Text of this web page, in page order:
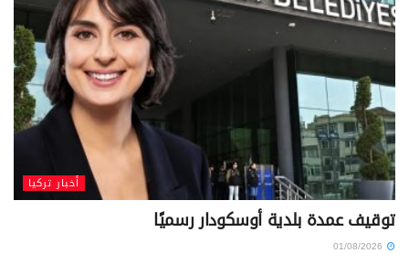
أخبار تركيا
توقيف عمدة بلدية أوسكودار رسميًا
01/08/2026